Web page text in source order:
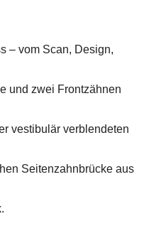
– vom Scan, Design,
und zwei Frontzähnen
vestibulär verblendeten
Seitenzahnbrücke aus